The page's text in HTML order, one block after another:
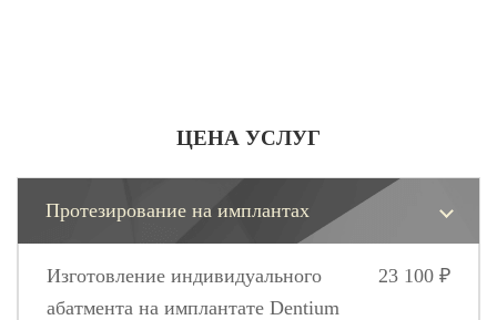
ЦЕНА УСЛУГ
Протезирование на имплантах
Изготовление индивидуального
абатмента на имплантате Dentium
23 100 ₽